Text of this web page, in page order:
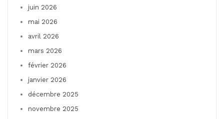
juin 2026
mai 2026
avril 2026
mars 2026
février 2026
janvier 2026
décembre 2025
novembre 2025